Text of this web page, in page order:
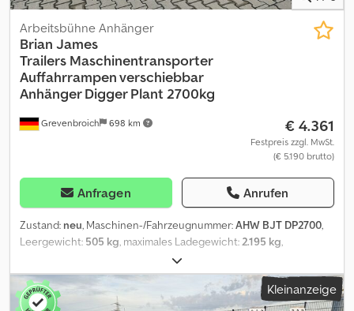
Grevenbroich 698 km
Arbeitsbühne Anhänger
Brian James
Trailers Maschinentransporter
Auffahrrampen verschiebbar
Anhänger Digger Plant 2700kg
€ 4.361
Festpreis zzgl. MwSt.
(€ 5.190 brutto)
Anfragen Anrufen
Zustand: neu, Maschinen-/Fahrzeugnummer:AHW BJT DP2700,
Leergewicht: 505 kg, maximales Ladegewicht:2.195 kg,
, Laderaumlänge:
Laderaumbreite:1.300 mm, sofort verfügbar für Bühnen oder
Minibagger Transport \Maschinentransporter Cargo Digger Plant
2 280x130x15cm 2.700kg Modell LED Licht \Tandem Tieflader V
Kleinanzeige